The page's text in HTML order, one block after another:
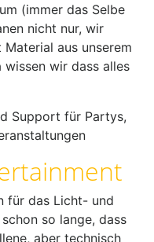
(immer das Selbe
nicht nur, wir
aus unserem
wir dass alles
Support für Partys,
für das Licht- und
so lange, dass
aber technisch